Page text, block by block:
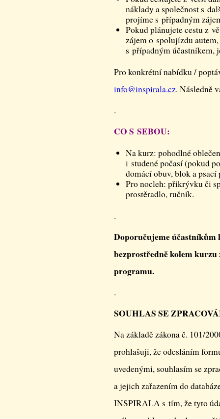
náklady a společnost s
projíme s případným
Pokud plánujete cestu z
zájem o spolujízdu
s případným účastníkem,
Pro konkrétní nabídku /
info@inspirala.cz. Následně
.
CO S SEBOU:
Na kurz: pohodlné
i studené počasí (pokud
domácí obuv, blok a psací
Pro nocleh: přikrývku či
prostěradlo, ručník.
.
Doporučujeme účastníkům
bezprostředně kolem
programu.
.
SOUHLAS SE
Na základě zákona č. 101/
prohlašuji, že odesláním
uvedenými, souhlasím se
a jejich zařazením do
INSPIRALA s tím, že tyto